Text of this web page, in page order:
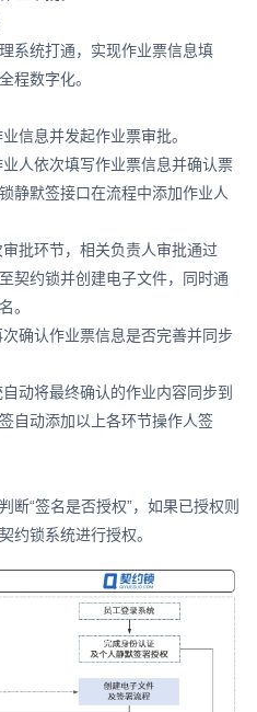
系统打通，实现作业票信息填
程数字化。
信息并发起作业票审批。
人依次填写作业票信息并确认票
静默签接口在流程中添加作业人
批环节，相关负责人审批通过
契约锁并创建电子文件，同时通
。
确认作业票信息是否完善并同步
动将最终确认的作业内容同步到
自动添加以上各环节操作人签
断“签名是否授权”，如果已授权则
约锁系统进行授权。